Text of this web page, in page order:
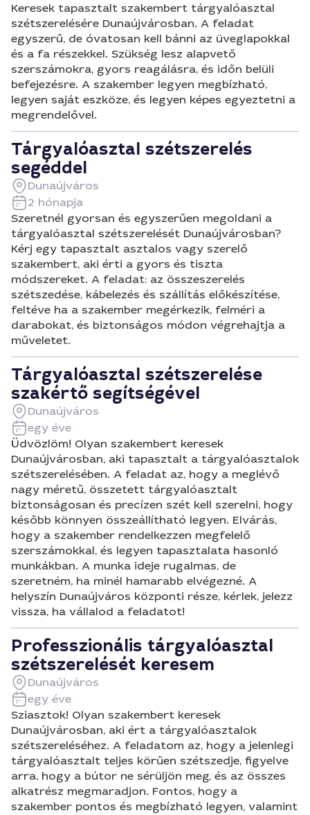
Keresek tapasztalt szakembert tárgyalóasztal
szétszerelésére Dunaújvárosban. A feladat
egyszerű, de óvatosan kell bánni az üveglapokkal
és a fa részekkel. Szükség lesz alapvető
szerszámokra, gyors reagálásra, és időn belüli
befejezésre. A szakember legyen megbízható,
legyen saját eszköze, és legyen képes egyeztetni a
megrendelővel.
Tárgyalóasztal szétszerelés
segéddel
Dunaújváros
2 hónapja
Szeretnél gyorsan és egyszerűen megoldani a
tárgyalóasztal szétszerelését Dunaújvárosban?
Kérj egy tapasztalt asztalos vagy szerelő
szakembert, aki érti a gyors és tiszta
módszereket. A feladat: az összeszerelés
szétszedése, kábelezés és szállítás előkészítése,
feltéve ha a szakember megérkezik, felméri a
darabokat, és biztonságos módon végrehajtja a
műveletet.
Tárgyalóasztal szétszerelése
szakértő segítségével
Dunaújváros
egy éve
Üdvözlöm! Olyan szakembert keresek
Dunaújvárosban, aki tapasztalt a tárgyalóasztalok
szétszerelésében. A feladat az, hogy a meglévő
nagy méretű, összetett tárgyalóasztalt
biztonságosan és precízen szét kell szerelni, hogy
később könnyen összeállítható legyen. Elvárás,
hogy a szakember rendelkezzen megfelelő
szerszámokkal, és legyen tapasztalata hasonló
munkákban. A munka ideje rugalmas, de
szeretném, ha minél hamarabb elvégezné. A
helyszín Dunaújváros központi része, kérlek, jelezz
vissza, ha vállalod a feladatot!
Professzionális tárgyalóasztal
szétszerelését keresem
Dunaújváros
egy éve
Sziasztok! Olyan szakembert keresek
Dunaújvárosban, aki ért a tárgyalóasztalok
szétszereléséhez. A feladatom az, hogy a jelenlegi
tárgyalóasztalt teljes körűen szétszedje, figyelve
arra, hogy a bútor ne sérüljön meg, és az összes
alkatrész megmaradjon. Fontos, hogy a
szakember pontos és megbízható legyen, valamint